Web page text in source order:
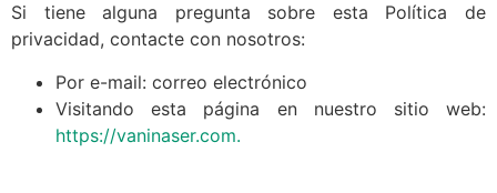
Si tiene alguna pregunta sobre esta Política de
privacidad, contacte con nosotros:
Por e-mail: correo electrónico
Visitando esta página en nuestro sitio web:
https://vaninaser.com.